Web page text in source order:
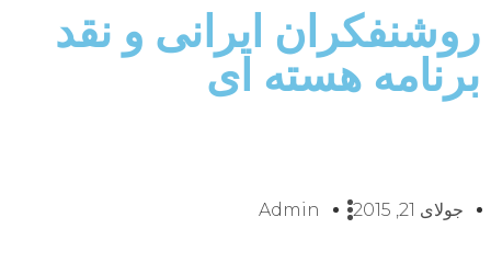
روشنفکران ایرانی و نقد
برنامه هسته ای
جولای 21, 2015 Admin